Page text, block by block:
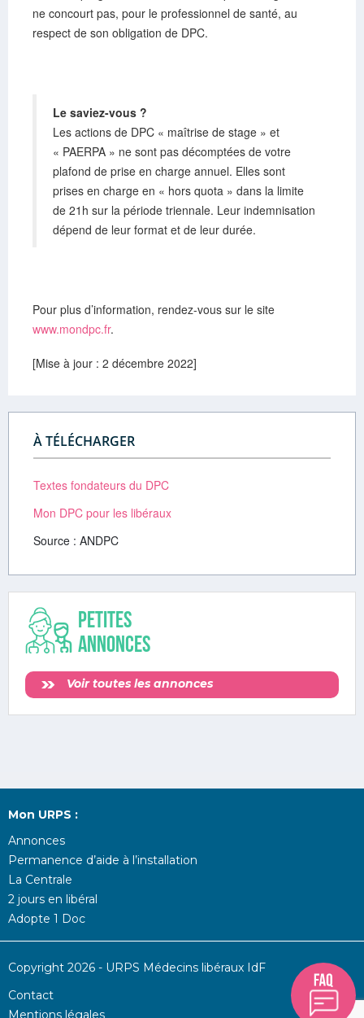
ne concourt pas, pour le professionnel de santé, au
respect de son obligation de DPC.
Le saviez-vous ?
Les actions de DPC « maîtrise de stage » et
« PAERPA » ne sont pas décomptées de votre
plafond de prise en charge annuel. Elles sont
prises en charge en « hors quota » dans la limite
de 21h sur la période triennale. Leur indemnisation
dépend de leur format et de leur durée.
Pour plus d’information, rendez-vous sur le site
www.mondpc.fr.
[Mise à jour : 2 décembre 2022]
À TÉLÉCHARGER
Textes fondateurs du DPC
Mon DPC pour les libéraux
Source : ANDPC
Petites
annonces
Voir toutes les annonces
Mon URPS :
Annonces
Permanence d’aide à l’installation
La Centrale
2 jours en libéral
Adopte 1 Doc
Copyright 2026 - URPS Médecins libéraux IdF
Contact
Mentions légales